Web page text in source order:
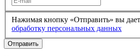
Нажимая кнопку «Отправить» вы
обработку персональных данных
Отправить